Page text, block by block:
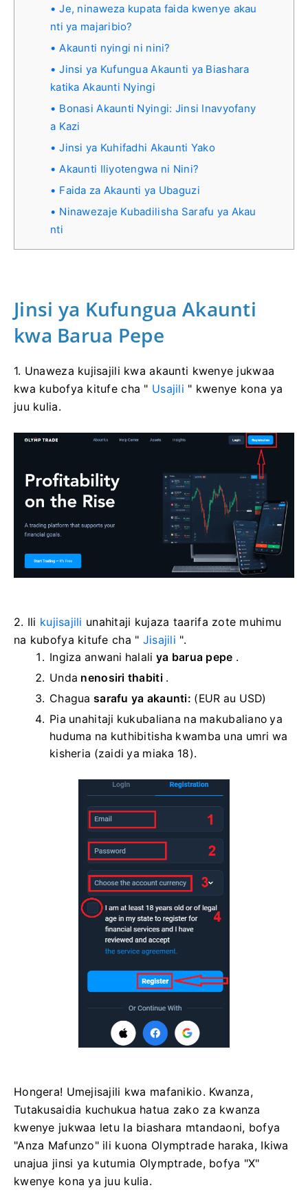
Je, ninaweza kupata faida kwenye akau
nti ya majaribio?
Akaunti nyingi ni nini?
Jinsi ya Kufungua Akaunti ya Biashara
katika Akaunti Nyingi
Bonasi Akaunti Nyingi: Jinsi Inavyofany
a Kazi
Jinsi ya Kuhifadhi Akaunti Yako
Akaunti Iliyotengwa ni Nini?
Faida za Akaunti ya Ubaguzi
Ninawezaje Kubadilisha Sarafu ya Akau
nti
Jinsi ya Kufungua Akaunti
kwa Barua Pepe
1. Unaweza kujisajili kwa akaunti kwenye jukwaa
kwa kubofya kitufe cha " Usajili " kwenye kona ya
juu kulia.
2. Ili kujisajili unahitaji kujaza taarifa zote muhimu
na kubofya kitufe cha " Jisajili ".
Ingiza anwani halali ya barua pepe .
Unda nenosiri thabiti .
Chagua sarafu ya akaunti: (EUR au USD)
Pia unahitaji kukubaliana na makubaliano ya
huduma na kuthibitisha kwamba una umri wa
kisheria (zaidi ya miaka 18).
Hongera! Umejisajili kwa mafanikio. Kwanza,
Tutakusaidia kuchukua hatua zako za kwanza
kwenye jukwaa letu la biashara mtandaoni, bofya
"Anza Mafunzo" ili kuona Olymptrade haraka, Ikiwa
unajua jinsi ya kutumia Olymptrade, bofya "X"
kwenye kona ya juu kulia.